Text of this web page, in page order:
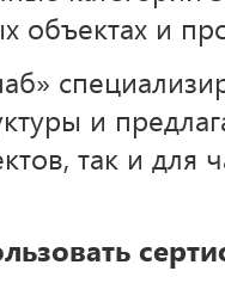
объектах и
и
так и для